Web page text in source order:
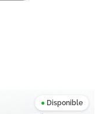
● Disponible